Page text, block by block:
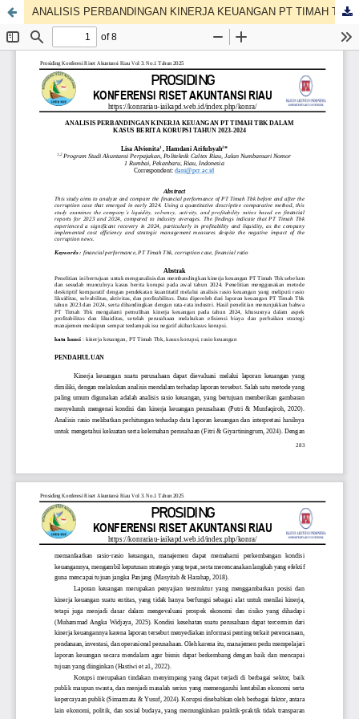
ANALISIS PERBANDINGAN KINERJA KEUANGAN PT TIMAH TBK DALAM KASUS BERITA KORUPSI TAHUN 2023-2024